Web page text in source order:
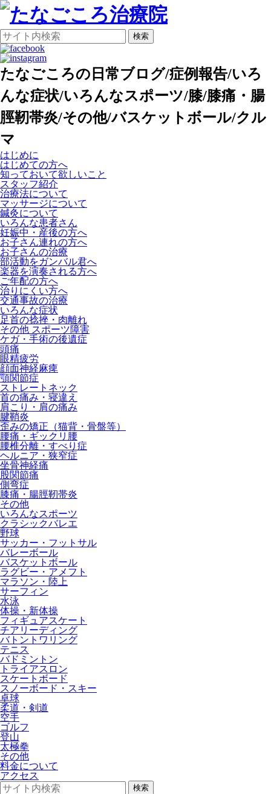
検索
たなごころの日常ブログ/症例報告/いろ
んな症状/いろんなスポーツ/膝/膝痛・腸
脛靭帯炎/その他/バスケットボール/クル
マ
はじめに
はじめての方へ
知っておいて欲しいこと
スタッフ紹介
治療法について
マッサージについて
鍼灸について
いろんな患者さん
妊娠中・産後の方へ
お子さん連れの方へ
お子さんの治療
部活動をガンバル君へ
楽器を演奏される方へ
ご年配の方へ
治りにくい方へ
交通事故の治療
いろんな症状
足首の捻挫・肉離れ
その他 スポーツ障害
ケガ・手術の後遺症
頭痛
眼精疲労
顔面神経麻痺
顎関節症
ストレートネック
首の痛み・寝違え
肩こり・肩の痛み
腱鞘炎
歪みの矯正（猫背・骨盤等）
腰痛・ギックリ腰
腰椎分離・すべり症
ヘルニア・狭窄症
坐骨神経痛
股関節痛
側弯症
膝痛・腸脛靭帯炎
その他
いろんなスポーツ
クラシックバレエ
野球
サッカー・フットサル
バレーボール
バスケットボール
ラグビー・アメフト
マラソン・陸上
サーフィン
水泳
体操・新体操
フィギュアスケート
チアリーディング
バトントワリング
テニス
バドミントン
トライアスロン
スケートボード
スノーボード・スキー
卓球
柔道・剣道
空手
ゴルフ
登山
太極拳
その他
料金について
アクセス
検索